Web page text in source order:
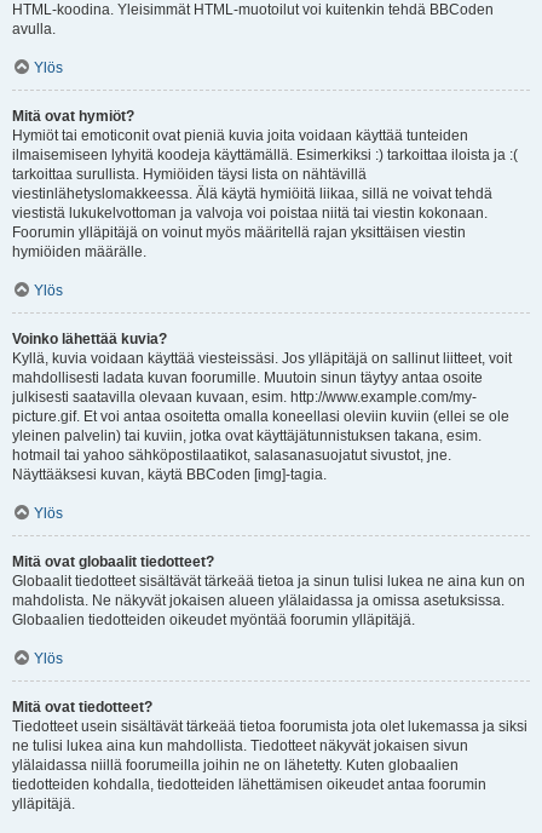
HTML-koodina. Yleisimmät HTML-muotoilut voi kuitenkin tehdä BBCoden
avulla.
Ylös
Mitä ovat hymiöt?
Hymiöt tai emoticonit ovat pieniä kuvia joita voidaan käyttää tunteiden
ilmaisemiseen lyhyitä koodeja käyttämällä. Esimerkiksi :) tarkoittaa iloista ja :(
tarkoittaa surullista. Hymiöiden täysi lista on nähtävillä
viestinlähetyslomakkeessa. Älä käytä hymiöitä liikaa, sillä ne voivat tehdä
viestistä lukukelvottoman ja valvoja voi poistaa niitä tai viestin kokonaan.
Foorumin ylläpitäjä on voinut myös määritellä rajan yksittäisen viestin
hymiöiden määrälle.
Ylös
Voinko lähettää kuvia?
Kyllä, kuvia voidaan käyttää viesteissäsi. Jos ylläpitäjä on sallinut liitteet, voit
mahdollisesti ladata kuvan foorumille. Muutoin sinun täytyy antaa osoite
julkisesti saatavilla olevaan kuvaan, esim. http://www.example.com/my-
picture.gif. Et voi antaa osoitetta omalla koneellasi oleviin kuviin (ellei se ole
yleinen palvelin) tai kuviin, jotka ovat käyttäjätunnistuksen takana, esim.
hotmail tai yahoo sähköpostilaatikot, salasanasuojatut sivustot, jne.
Näyttääksesi kuvan, käytä BBCoden [img]-tagia.
Ylös
Mitä ovat globaalit tiedotteet?
Globaalit tiedotteet sisältävät tärkeää tietoa ja sinun tulisi lukea ne aina kun on
mahdolista. Ne näkyvät jokaisen alueen ylälaidassa ja omissa asetuksissa.
Globaalien tiedotteiden oikeudet myöntää foorumin ylläpitäjä.
Ylös
Mitä ovat tiedotteet?
Tiedotteet usein sisältävät tärkeää tietoa foorumista jota olet lukemassa ja siksi
ne tulisi lukea aina kun mahdollista. Tiedotteet näkyvät jokaisen sivun
ylälaidassa niillä foorumeilla joihin ne on lähetetty. Kuten globaalien
tiedotteiden kohdalla, tiedotteiden lähettämisen oikeudet antaa foorumin
ylläpitäjä.